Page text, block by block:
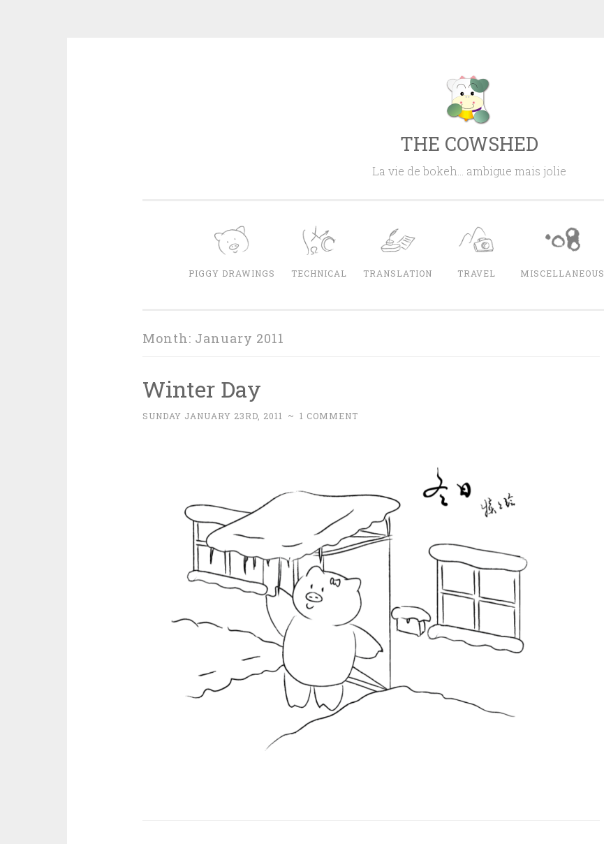
THE COWSHED
La vie de bokeh… ambigue mais jolie
PIGGY DRAWINGS TECHNICAL TRANSLATION TRAVEL MISCELLANEOUS
Month: January 2011
Winter Day
SUNDAY JANUARY 23RD, 2011 ~ 1 COMMENT